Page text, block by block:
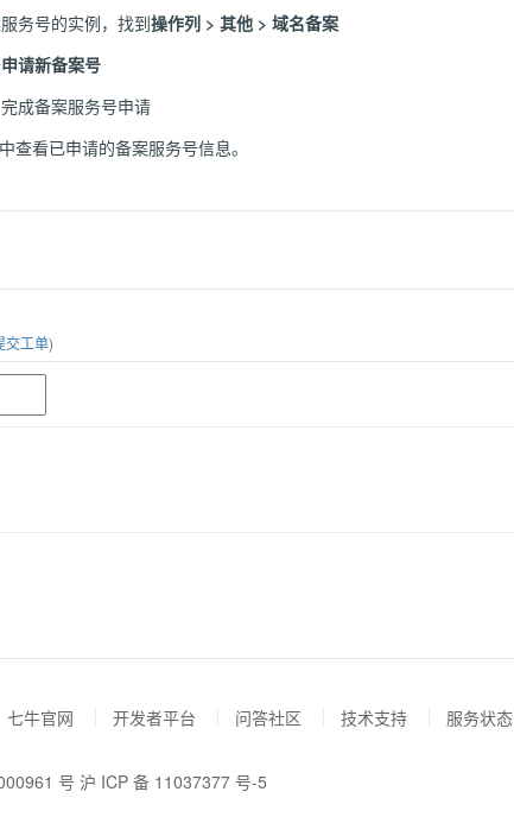
务号的实例，找到操作列 > 其他 > 域名备案
申请新备案号
成备案服务号申请
查看已申请的备案服务号信息。
交工单)
七牛官网 开发者平台 问答社区 技术支持 服务状态
号 沪 ICP 备 11037377 号-5